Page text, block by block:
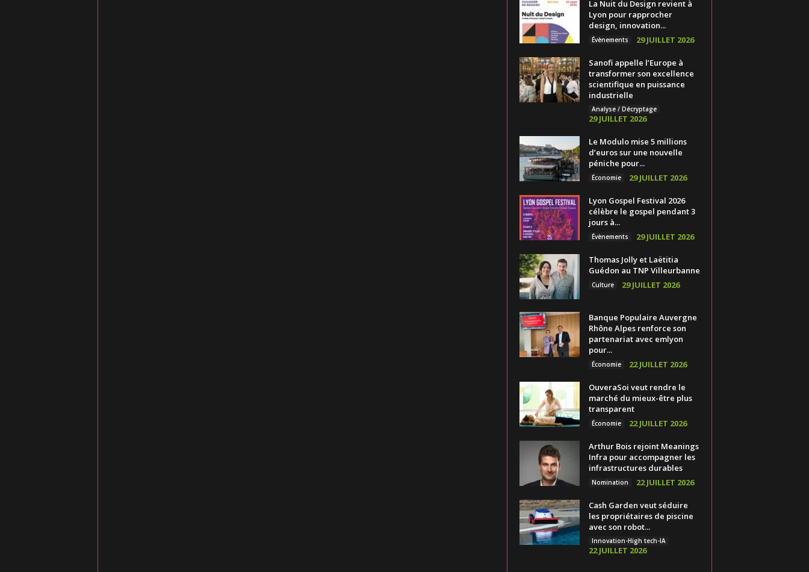
La Nuit du Design revient à
Lyon pour rapprocher
design, innovation...
Évènements 29 JUILLET 2026
Sanofi appelle l’Europe à
transformer son excellence
scientifique en puissance
industrielle
Analyse / Décryptage
29 JUILLET 2026
Le Modulo mise 5 millions
d’euros sur une nouvelle
péniche pour...
Économie 29 JUILLET 2026
Lyon Gospel Festival 2026
célèbre le gospel pendant 3
jours à...
Évènements 29 JUILLET 2026
Thomas Jolly et Laëtitia
Guédon au TNP Villeurbanne
Culture 29 JUILLET 2026
Banque Populaire Auvergne
Rhône Alpes renforce son
partenariat avec emlyon
pour...
Économie 22 JUILLET 2026
OuveraSoi veut rendre le
marché du mieux-être plus
transparent
Économie 22 JUILLET 2026
Arthur Bois rejoint Meanings
Infra pour accompagner les
infrastructures durables
Nomination 22 JUILLET 2026
Cash Garden veut séduire
les propriétaires de piscine
avec son robot...
Innovation-High tech-IA
22 JUILLET 2026